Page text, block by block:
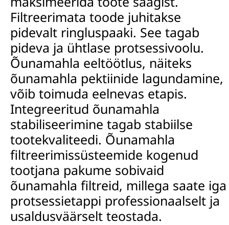
Filtreerimata toode juhitakse
pidevalt ringluspaaki. See tagab
pideva ja ühtlase protsessivoolu.
Õunamahla eeltöötlus, näiteks
õunamahla pektiinide lagundamine,
võib toimuda eelnevas etapis.
Integreeritud õunamahla
stabiliseerimine tagab stabiilse
tootekvaliteedi. Õunamahla
filtreerimissüsteemide kogenud
tootjana pakume sobivaid
õunamahla filtreid, millega saate iga
protsessietappi professionaalselt ja
usaldusväärselt teostada.